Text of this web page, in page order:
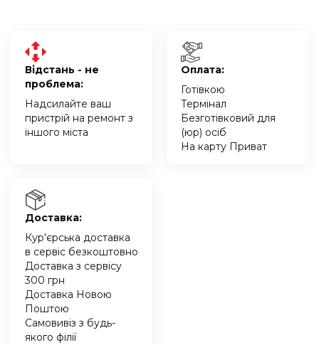
Відстань - не
проблема:
Надсилайте ваш
пристрій на ремонт з
іншого міста
Оплата:
Готівкою
Термінал
Безготівковий для
(юр) осіб
На карту Приват
Доставка:
Кур'єрська доставка
в сервіс безкоштовно
Доставка з сервісу
300 грн
Доставка Новою
Поштою
Самовивіз з будь-
якого філії